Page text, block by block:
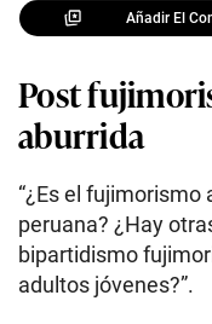
Añadir El
Post
aburrida
“¿Es el
peruana? ¿Hay
bipartidismo
adultos jóvenes?”.